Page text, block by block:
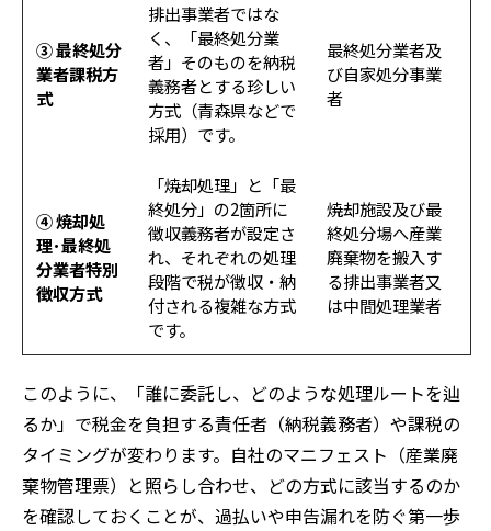
③ 最終処分
業者課税方
式
排出事業者ではな
く、「最終処分業
者」そのものを納税
義務者とする珍しい
方式（青森県などで
採用）です。
最終処分業者及
び自家処分事業
者
④ 焼却処
理･最終処
分業者特別
徴収方式
「焼却処理」と「最
終処分」の2箇所に
徴収義務者が設定さ
れ、それぞれの処理
段階で税が徴収・納
付される複雑な方式
です。
焼却施設及び最
終処分場へ産業
廃棄物を搬入す
る排出事業者又
は中間処理業者
このように、「誰に委託し、どのような処理ルートを辿
るか」で税金を負担する責任者（納税義務者）や課税の
タイミングが変わります。自社のマニフェスト（産業廃
棄物管理票）と照らし合わせ、どの方式に該当するのか
を確認しておくことが、過払いや申告漏れを防ぐ第一歩